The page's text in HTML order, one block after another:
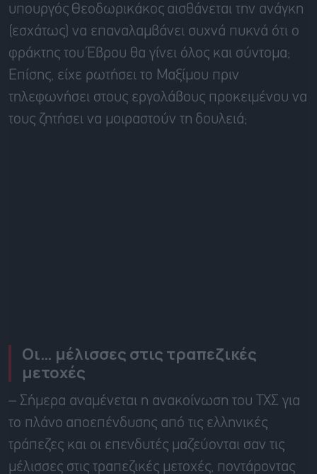
υπουργός Θεοδωρικάκος αισθάνεται την ανάγκη
(εσχάτως) να επαναλαμβάνει συχνά πυκνά ότι ο
φράκτης του Έβρου θα γίνει όλος και σύντομα;
Επίσης, είχε ρωτήσει το Μαξίμου πριν
τηλεφωνήσει στους εργολάβους προκειμένου να
τους ζητήσει να μοιραστούν τη δουλειά;
Οι… μέλισσες στις τραπεζικές
μετοχές
– Σήμερα αναμένεται η ανακοίνωση του ΤΧΣ για
το πλάνο αποεπένδυσης από τις ελληνικές
τράπεζες και οι επενδυτές μαζεύονται σαν τις
μέλισσες στις τραπεζικές μετοχές, ποντάροντας